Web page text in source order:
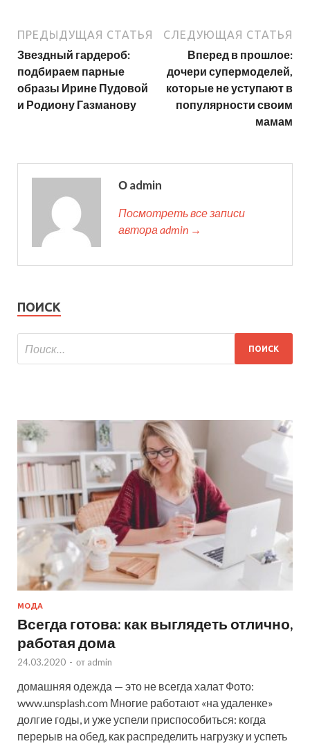
ПРЕДЫДУЩАЯ СТАТЬЯ
Звездный гардероб:
подбираем парные
образы Ирине Пудовой
и Родиону Газманову
СЛЕДУЮЩАЯ СТАТЬЯ
Вперед в прошлое:
дочери супермоделей,
которые не уступают в
популярности своим
мамам
О admin
Посмотреть все записи
автора admin →
ПОИСК
МОДА
Всегда готова: как выглядеть отлично,
работая дома
24.03.2020 - от admin
домашняя одежда — это не всегда халат Фото:
www.unsplash.com Многие работают «на удаленке»
долгие годы, и уже успели приспособиться: когда
перерыв на обед, как распределить нагрузку и успеть